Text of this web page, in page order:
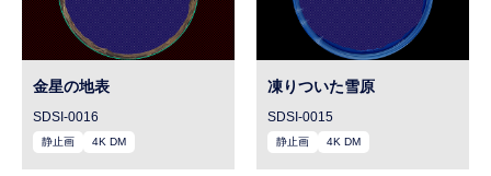
金星の地表
SDSI-0016
静止画 4K DM
凍りついた雪原
SDSI-0015
静止画 4K DM